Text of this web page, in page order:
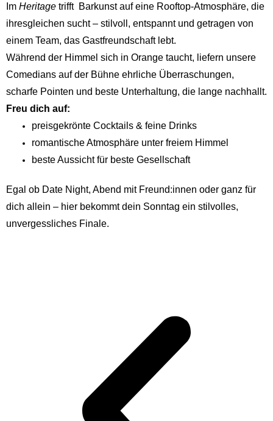
Im Heritagetrifft Barkunst auf eine Rooftop-Atmosphäre, die
ihresgleichen sucht – stilvoll, entspannt und getragen von
einem Team, das Gastfreundschaft lebt.
Während der Himmel sich in Orange taucht, liefern unsere
Comedians auf der Bühne ehrliche Überraschungen,
scharfe Pointen und beste Unterhaltung, die lange nachhallt.
Freu dich auf:
preisgekrönte Cocktails & feine Drinks
romantische Atmosphäre unter freiem Himmel
beste Aussicht für beste Gesellschaft
Egal ob Date Night, Abend mit Freund:innen oder ganz für
dich allein – hier bekommt dein Sonntag ein stilvolles,
unvergessliches Finale.